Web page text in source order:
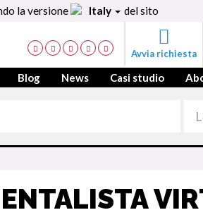
la versione Italy del sito
Avvia richiesta
Blog News Casi studio